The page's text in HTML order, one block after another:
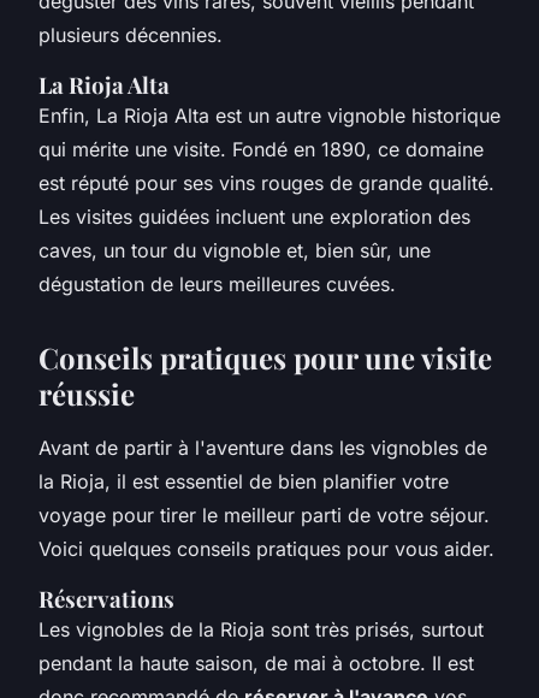
plusieurs décennies.
La Rioja Alta
Enfin, La Rioja Alta est un autre vignoble historique
qui mérite une visite. Fondé en 1890, ce domaine
est réputé pour ses vins rouges de grande qualité.
Les visites guidées incluent une exploration des
caves, un tour du vignoble et, bien sûr, une
dégustation de leurs meilleures cuvées.
Conseils pratiques pour une visite
réussie
Avant de partir à l'aventure dans les vignobles de
la Rioja, il est essentiel de bien planifier votre
voyage pour tirer le meilleur parti de votre séjour.
Voici quelques conseils pratiques pour vous aider.
Réservations
Les vignobles de la Rioja sont très prisés, surtout
pendant la haute saison, de mai à octobre. Il est